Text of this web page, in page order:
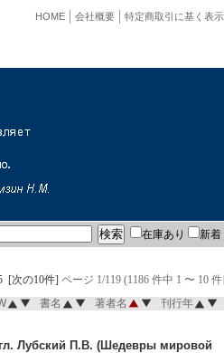
特定商取引に基く表示
会社概要
HOME
在庫あり 新着
[次の10件] ページ 1/119 (1186 件中 1 〜 10
書名 著者名 刊行年
Лубский П.В. (Шедевры мировой